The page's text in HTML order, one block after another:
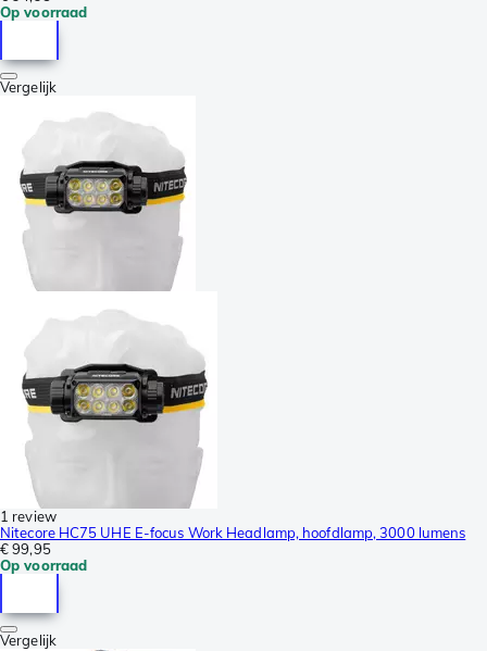
Op voorraad
Vergelijk
1 review
Nitecore HC75 UHE E-focus Work Headlamp, hoofdlamp, 3000 lumens
€ 99,95
Op voorraad
Vergelijk